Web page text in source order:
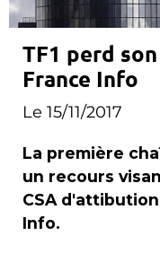
TF1 perd
France Info
Le 15/11/2017
La première
un recours
CSA
Info.